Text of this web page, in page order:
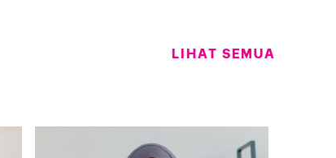
LIHAT SEMUA